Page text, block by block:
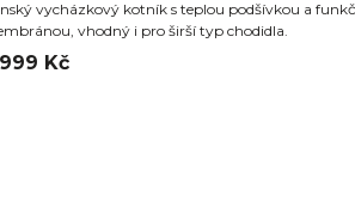
vycházkový kotník s teplou podšívkou a
vhodný i pro širší typ chodidla.
Kč